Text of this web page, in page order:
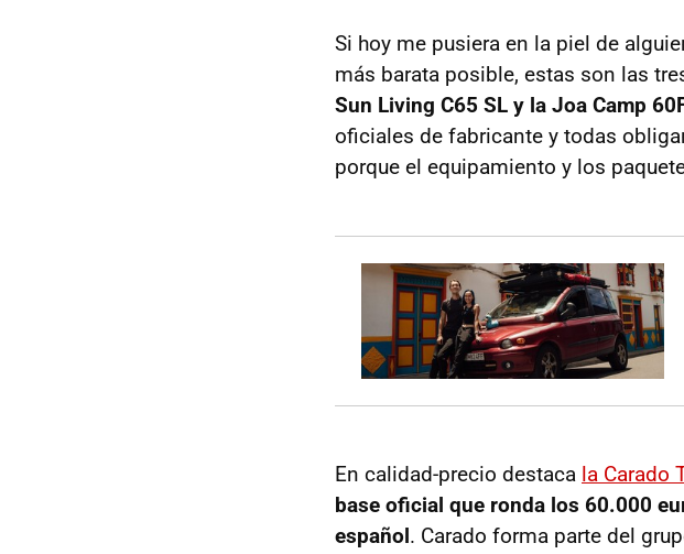
Si hoy me pusiera en la piel de
más barata posible, estas son las
Sun Living C65 SL y la Joa Camp
oficiales de fabricante y todas
porque el equipamiento y los
En calidad-precio destaca la Carado
base oficial que ronda los 60.000
español. Carado forma parte del